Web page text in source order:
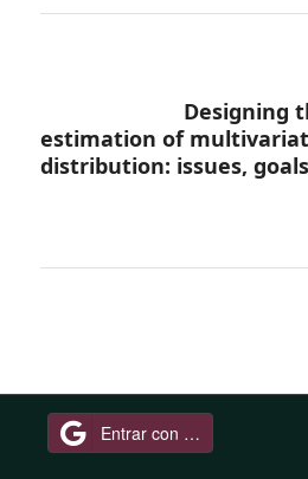
Designing
estimation of
distribution: issues,
Entrar con Google